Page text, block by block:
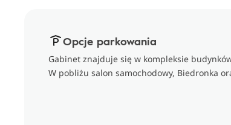
Opcje parkowania
Gabinet znajduje się w kompleksie
W pobliżu salon samochodowy, Biedronka